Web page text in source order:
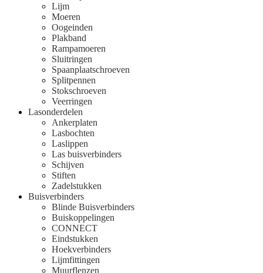
Lijm
Moeren
Oogeinden
Plakband
Rampamoeren
Sluitringen
Spaanplaatschroeven
Splitpennen
Stokschroeven
Veerringen
Lasonderdelen
Ankerplaten
Lasbochten
Laslippen
Las buisverbinders
Schijven
Stiften
Zadelstukken
Buisverbinders
Blinde Buisverbinders
Buiskoppelingen
CONNECT
Eindstukken
Hoekverbinders
Lijmfittingen
Muurflenzen